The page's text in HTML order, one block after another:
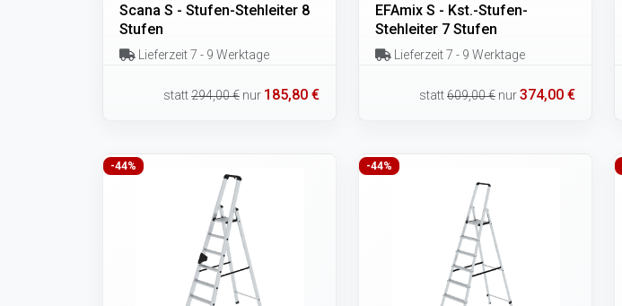
Scana S - Stufen-Stehleiter 8
Stufen
Lieferzeit 7 - 9 Werktage
statt294,00 € nur 185,80 €
EFAmix S - Kst.-Stufen-
Stehleiter 7 Stufen
Lieferzeit 7 - 9 Werktage
statt609,00 € nur374,00 €
-44% -44%